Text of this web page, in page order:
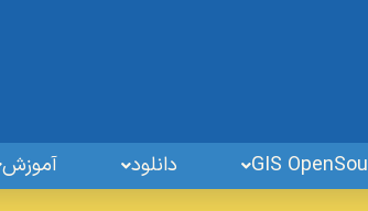
دانلود آموزش